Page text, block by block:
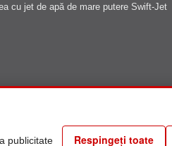
cu jet de apă de mare putere Swift-Jet
publicitate Respingeți toate